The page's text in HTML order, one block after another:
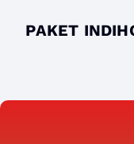
PAKET